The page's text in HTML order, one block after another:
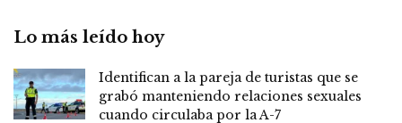
Lo más leído hoy
Identifican a la pareja de turistas que se
grabó manteniendo relaciones sexuales
cuando circulaba por la A-7